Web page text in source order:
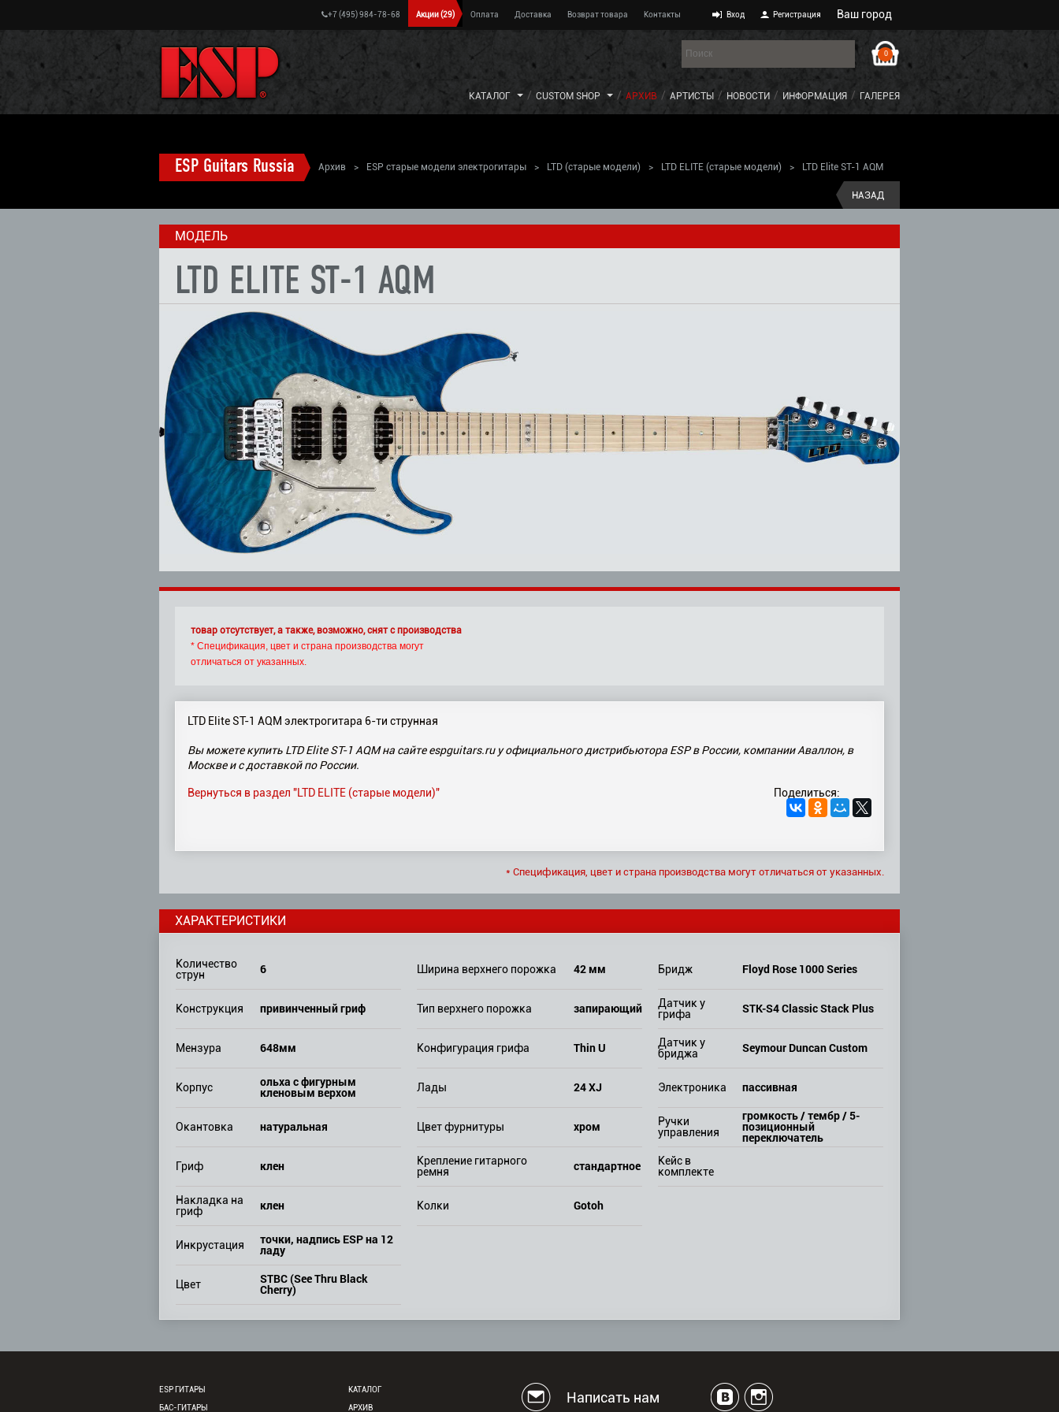
0
КАТАЛОГ CUSTOM SHOP АРХИВ АРТИСТЫ НОВОСТИ ИНФОРМАЦИЯ ГАЛЕРЕЯ
+7 (495) 984-78-68 Акции(29) Оплата Доставка Возврат товара Контакты Вход Регистрация Ваш город
ESP Guitars Russia Архив > ESP старые модели электрогитары > LTD (старые модели) > LTD ELITE (старые модели) > LTD Elite ST-1 AQM
НАЗАД
МОДЕЛЬ
LTD ELITE ST-1 AQM
товар отсутствует, а также, возможно, снят с производства
* Спецификация, цвет и страна производства могут
отличаться от указанных.
LTD Elite ST-1 AQM электрогитара 6-ти струнная
Вы можете купить LTD Elite ST-1 AQM на сайте espguitars.ru у официального дистрибьютора ESP в России, компании Аваллон, в
Москве и с доставкой по России.
Поделиться:
Вернуться в раздел "LTD ELITE (старые модели)"
* Спецификация, цвет и страна производства могут отличаться от указанных.
ХАРАКТЕРИСТИКИ
Количество
струн
6
Конструкция привинченный гриф
Мензура 648мм
Корпус ольха c фигурным
кленовым верхом
Окантовка натуральная
Гриф клен
Накладка на
гриф
клен
Инкрустация точки, надпись ESP на 12
ладу
Цвет STBC (See Thru Black
Cherry)
Ширина верхнего порожка 42 мм
Тип верхнего порожка запирающий
Конфигурация грифа Thin U
Лады 24 XJ
Цвет фурнитуры хром
Крепление гитарного
ремня
стандартное
Колки Gotoh
Бридж Floyd Rose 1000 Series
Датчик у
грифа
STK-S4 Classic Stack Plus
Датчик у
бриджа
Seymour Duncan Custom
Электроника пассивная
Ручки
управления
громкость / тембр / 5-
позиционный
переключатель
Кейс в
комплекте
ESP ГИТАРЫ
БАС-ГИТАРЫ
КАТАЛОГ
АРХИВ
Написать нам